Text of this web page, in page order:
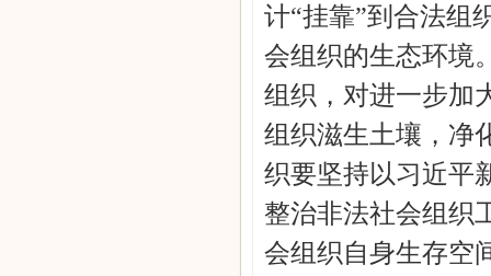
计“挂靠”到合法组
会组织的生态环境
组织，对进一步加
组织滋生土壤，净
织要坚持以习近平
整治非法社会组织
会组织自身生存空